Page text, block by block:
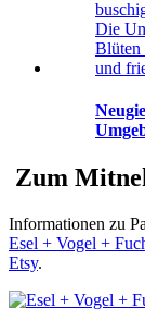
Zum
Informationen zu
Esel + Vogel +
Etsy.